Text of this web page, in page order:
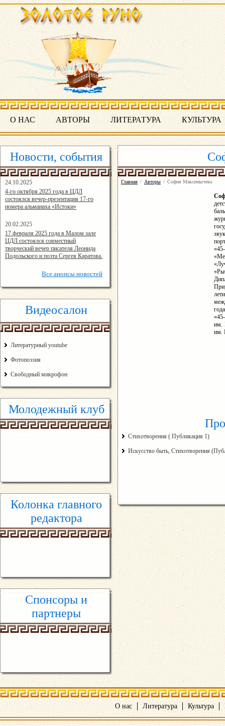
О НАС АВТОРЫ ЛИТЕРАТУРА КУЛЬТУРА
Новости, события
24.10.2025
16:19:07
4-го октября 2025 года в ЦДЛ
состоялся вечер-презентация 17-го
номера альманаха «Истоки»
20.02.2025
14:24:00
17 февраля 2025 года в Малом зале
ЦДЛ состоялся совместный
творческий вечер писателя Леонида
Подольского и поэта Сергея Каратова.
Все анонсы новостей
Видеосалон
Литературный youtube
Фотопоэзия
Свободный микрофон
Молодежный клуб
Колонка главного
редактора
Спонсоры и
партнеры
Главная / Авторы / София Максимычева
им.
им.
Стихотворения ( Публикация 1)
Искусство быть, Стихотворения
О нас Литература Культура